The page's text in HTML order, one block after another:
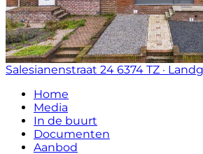
Salesianenstraat 24 6374 TZ ·
Home
Media
In de buurt
Documenten
Aanbod